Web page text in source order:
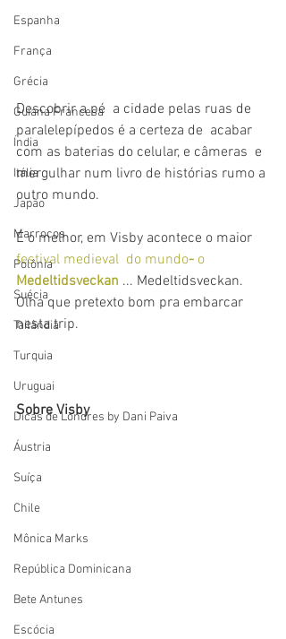
Espanha
França
Grécia
Guiana Francesa
Índia
Itália
Japão
Marrocos
Polônia
Suécia
Tailândia
Turquia
Uruguai
Dicas de Londres by Dani Paiva
Áustria
Suíça
Chile
Mônica Marks
República Dominicana
Bete Antunes
Escócia
Descobrir a pé  a cidade pelas ruas de
paralelepípedos é a certeza de  acabar
com as baterias do celular, e câmeras  e
mergulhar num livro de histórias rumo a
outro mundo.
E o melhor, em Visby acontece o maior
festival medieval  do mundo- o
Medeltidsveckan ... Medeltidsveckan.
Olha que pretexto bom pra embarcar
nesta trip.
Sobre Visby